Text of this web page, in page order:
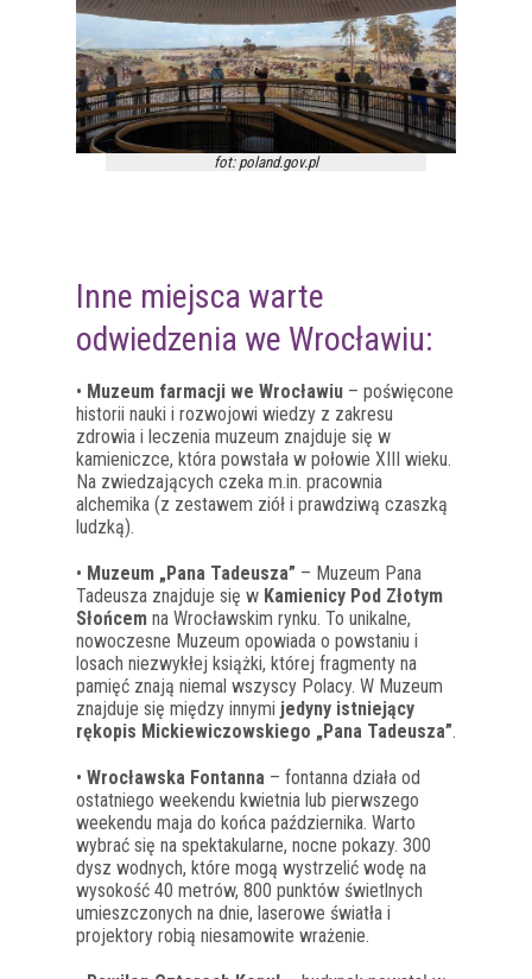
fot: poland.gov.pl
Inne miejsca warte
odwiedzenia we Wrocławiu:
• Muzeum farmacji we Wrocławiu – poświęcone
historii nauki i rozwojowi wiedzy z zakresu
zdrowia i leczenia muzeum znajduje się w
kamieniczce, która powstała w połowie XIII wieku.
Na zwiedzających czeka m.in. pracownia
alchemika (z zestawem ziół i prawdziwą czaszką
ludzką).
• Muzeum „Pana Tadeusza” – Muzeum Pana
Tadeusza znajduje się w Kamienicy Pod Złotym
Słońcem na Wrocławskim rynku. To unikalne,
nowoczesne Muzeum opowiada o powstaniu i
losach niezwykłej książki, której fragmenty na
pamięć znają niemal wszyscy Polacy. W Muzeum
znajduje się między innymi jedyny istniejący
rękopis Mickiewiczowskiego „Pana Tadeusza”.
• Wrocławska Fontanna – fontanna działa od
ostatniego weekendu kwietnia lub pierwszego
weekendu maja do końca października. Warto
wybrać się na spektakularne, nocne pokazy. 300
dysz wodnych, które mogą wystrzelić wodę na
wysokość 40 metrów, 800 punktów świetlnych
umieszczonych na dnie, laserowe światła i
projektory robią niesamowite wrażenie.